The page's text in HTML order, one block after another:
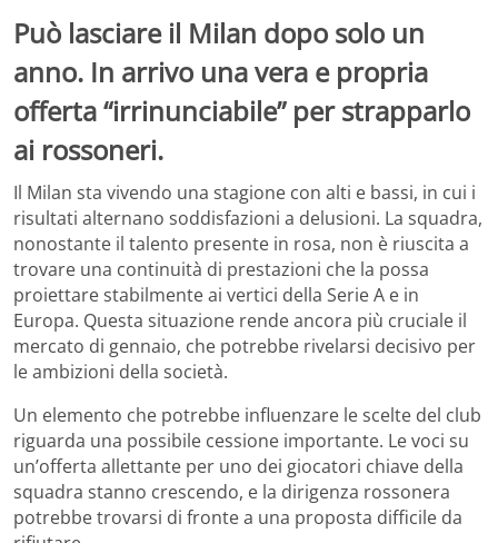
Può lasciare il Milan dopo solo un
anno. In arrivo una vera e propria
offerta “irrinunciabile” per strapparlo
ai rossoneri.
Il Milan sta vivendo una stagione con alti e bassi, in cui i
risultati alternano soddisfazioni a delusioni. La squadra,
nonostante il talento presente in rosa, non è riuscita a
trovare una continuità di prestazioni che la possa
proiettare stabilmente ai vertici della Serie A e in
Europa. Questa situazione rende ancora più cruciale il
mercato di gennaio, che potrebbe rivelarsi decisivo per
le ambizioni della società.
Un elemento che potrebbe influenzare le scelte del club
riguarda una possibile cessione importante. Le voci su
un’offerta allettante per uno dei giocatori chiave della
squadra stanno crescendo, e la dirigenza rossonera
potrebbe trovarsi di fronte a una proposta difficile da